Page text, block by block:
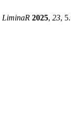
LiminaR 2025, 23, 5.